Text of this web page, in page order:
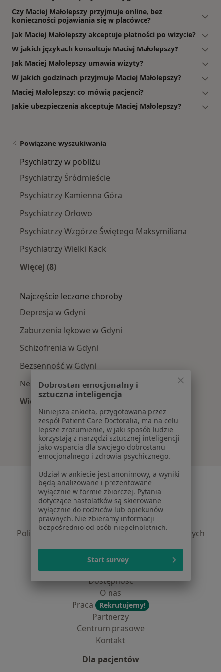
Czy Maciej Małolepszy przyjmuje online, bez
konieczności pojawiania się w placówce?
Jak Maciej Małolepszy akceptuje płatności po wizycie?
W jakich językach konsultuje Maciej Małolepszy?
Jak Maciej Małolepszy umawia wizyty?
W jakich godzinach przyjmuje Maciej Małolepszy?
Maciej Małolepszy: co mówią pacjenci?
Jakie ubezpieczenia akceptuje Maciej Małolepszy?
Powiązane wyszukiwania
Psychiatrzy w pobliżu
Psychiatrzy Śródmieście
Psychiatrzy Kamienna Góra
Psychiatrzy Orłowo
Psychiatrzy Wzgórze Świętego Maksymiliana
Psychiatrzy Wielki Kack
Więcej (8)
Najczęście leczone choroby
Depresja w Gdyni
Zaburzenia lękowe w Gdyni
Schizofrenia w Gdyni
Bezsenność w Gdyni
Nerwica w Gdyni
Więcej (15)
Więcej w kategorii: Najczęście leczone
Serwis
Regulamin
Polityka prywatności pacjentów
Polityka prywatności profesjonalistów
Polityka prywatności dla profesjonalistów, których
Polityka cookies
Jak działają wyniki wyszukiwania
Dostępność
O nas
Praca
Rekrutujemy!
Partnerzy
Centrum prasowe
Kontakt
Dla pacjentów
Dobrostan emocjonalny i
sztuczna inteligencja
Niniejsza ankieta, przygotowana przez
zespół Patient Care Doctoralia, ma na celu
lepsze zrozumienie, w jaki sposób ludzie
korzystają z narzędzi sztucznej inteligencji
jako wsparcia dla swojego dobrostanu
emocjonalnego i zdrowia psychicznego.
Udział w ankiecie jest anonimowy, a wyniki
będą analizowane i prezentowane
wyłącznie w formie zbiorczej. Pytania
dotyczące nastolatków są skierowane
wyłącznie do rodziców lub opiekunów
prawnych. Nie zbieramy informacji
bezpośrednio od osób niepełnoletnich.
Start survey